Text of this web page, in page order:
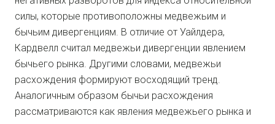
силы, которые противоположны медвежьим и
бычьим дивергенциям. В отличие от Уайлдера,
Кардвелл считал медвежьи дивергенции явлением
бычьего рынка. Другими словами, медвежьи
расхождения формируют восходящий тренд.
Аналогичным образом бычьи расхождения
рассматриваются как явления медвежьего рынка и